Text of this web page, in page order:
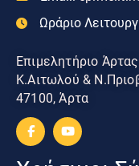
Ωράριο
Επιμελητήριο Άρτας
Κ.Αιτωλού &
47100, Άρτα